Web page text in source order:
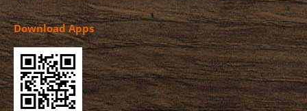
Download Apps